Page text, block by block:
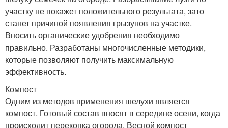
участку не покажет положительного результата, зато
станет причиной появления грызунов на участке.
Вносить органические удобрения необходимо
правильно. Разработаны многочисленные методики,
которые позволяют получить максимальную
эффективность.
Компост
Одним из методов применения шелухи является
компост. Готовый состав вносят в середине осени, когда
происходит перекопка огорода. Весной компост